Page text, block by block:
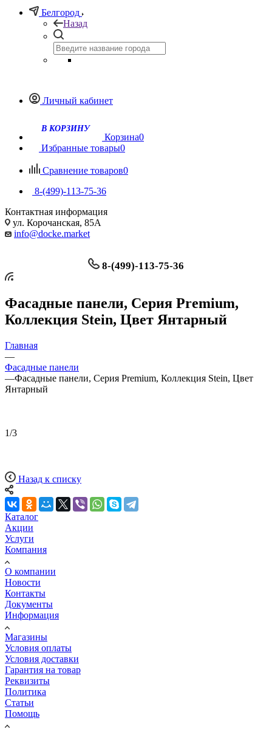
Белгород
Назад
Личный кабинет
Корзина0
Избранные товары0
Сравнение товаров0
8-(499)-113-75-36
Контактная информация
ул. Корочанская, 85А
info@docke.market
8-(499)-113-75-36
Фасадные панели, Серия Premium,
Коллекция Stein, Цвет Янтарный
Главная
—
Фасадные панели
—Фасадные панели, Серия Premium, Коллекция Stein, Цвет
Янтарный
1/3
Назад к списку
Каталог
Акции
Услуги
Компания
О компании
Новости
Контакты
Документы
Информация
Магазины
Условия оплаты
Условия доставки
Гарантия на товар
Реквизиты
Политика
Статьи
Помощь